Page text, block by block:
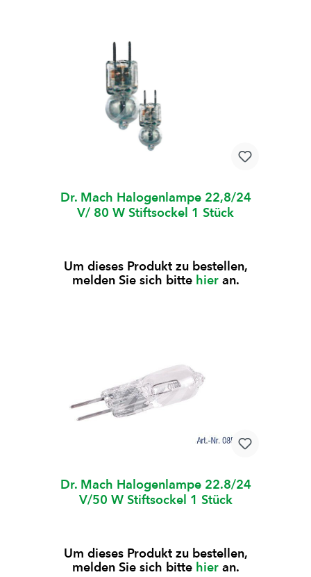
Dr. Mach Halogenlampe 22,8/24
V/ 80 W Stiftsockel 1 Stück
Um dieses Produkt zu bestellen,
melden Sie sich bitte hieran.
Dr. Mach Halogenlampe 22.8/24
V/50 W Stiftsockel 1 Stück
Um dieses Produkt zu bestellen,
melden Sie sich bitte hieran.